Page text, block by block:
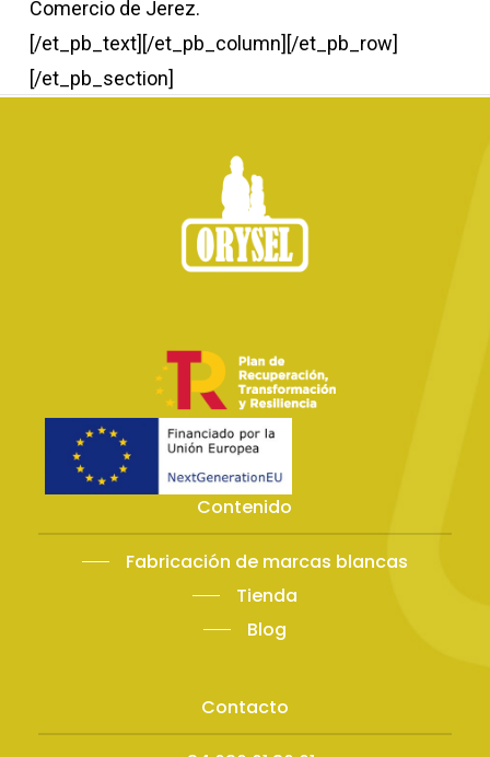
Comercio de Jerez.
[/et_pb_text][/et_pb_column][/et_pb_row]
[/et_pb_section]
Contenido
Fabricación de marcas blancas
Tienda
Blog
Contacto